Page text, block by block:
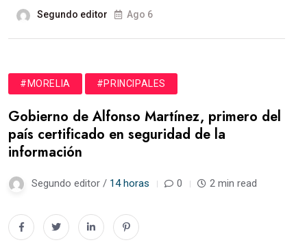
Segundo editor Ago 6
#MORELIA #PRINCIPALES
Gobierno de Alfonso Martínez, primero del
país certificado en seguridad de la
información
Segundo editor / 14 horas 0 2 min read